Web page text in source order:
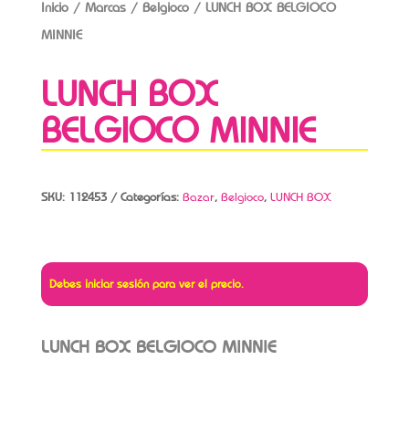
Inicio/ Marcas/ Belgioco/ LUNCH BOX BELGIOCO
MINNIE
LUNCH BOX
BELGIOCO MINNIE
SKU: 112453 Categorías: Bazar, Belgioco, LUNCH BOX
Debes iniciar sesión para ver el precio.
LUNCH BOX BELGIOCO MINNIE